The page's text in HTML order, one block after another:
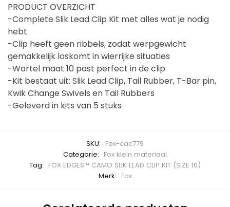
PRODUCT OVERZICHT
-Complete Slik Lead Clip Kit met alles wat je nodig
hebt
-Clip heeft geen ribbels, zodat werpgewicht
gemakkelijk loskomt in wierrijke situaties
-Wartel maat 10 past perfect in de clip
-Kit bestaat uit: Slik Lead Clip, Tail Rubber, T-Bar pin,
Kwik Change Swivels en Tail Rubbers
-Geleverd in kits van 5 stuks
SKU: Fox-cac779
Categorie: Fox klein materiaal
Tag: FOX EDGES™ CAMO SLIK LEAD CLIP KIT (SIZE 10)
Merk: Fox